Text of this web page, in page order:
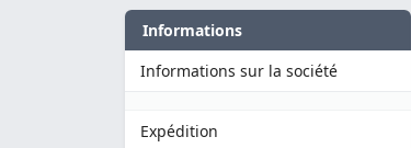
Informations
Informations sur la société
Expédition